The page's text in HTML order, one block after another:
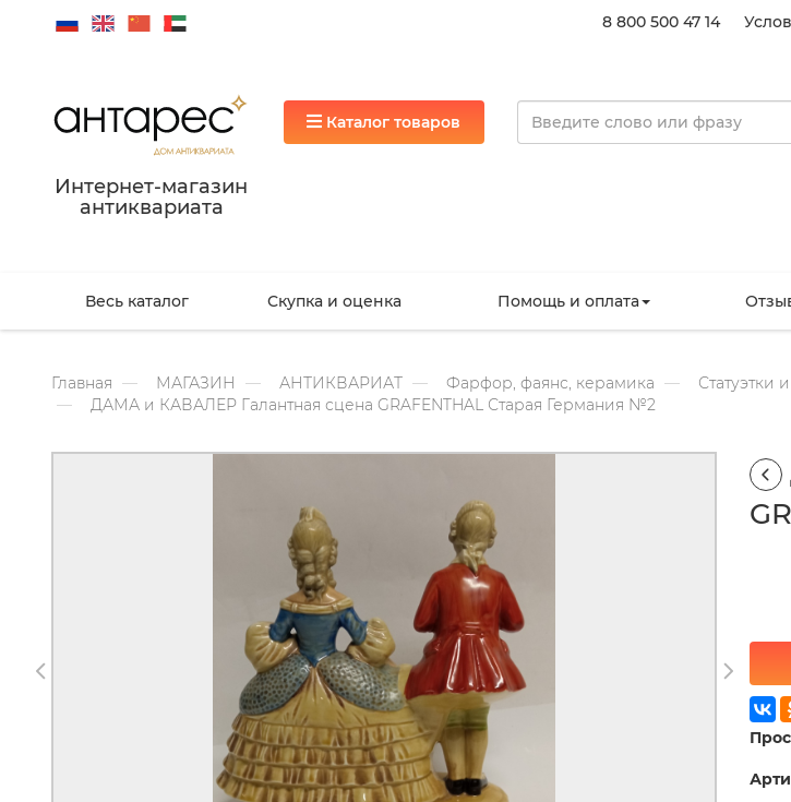
8 800 500 47 14
Интернет-магазин
антиквариата
Каталог товаров
Весь каталог Скупка и оценка Помощь и оплата
Главная МАГАЗИН АНТИКВАРИАТ Фарфор, фаянс, керамика
Статуэтки
ДАМА и КАВАЛЕР Галантная сцена GRAFENTHAL Старая Германия №2